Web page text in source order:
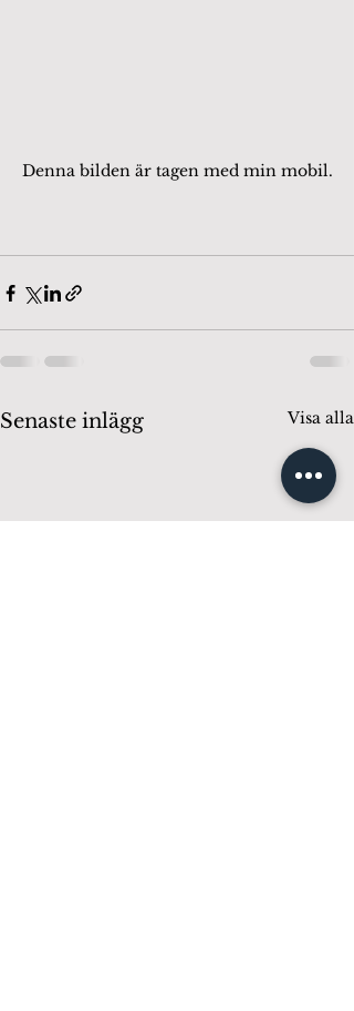
Denna bilden är tagen med min mobil.
Senaste inlägg Visa alla